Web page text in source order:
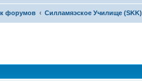
форумов Силламяэское Училище (SKK)